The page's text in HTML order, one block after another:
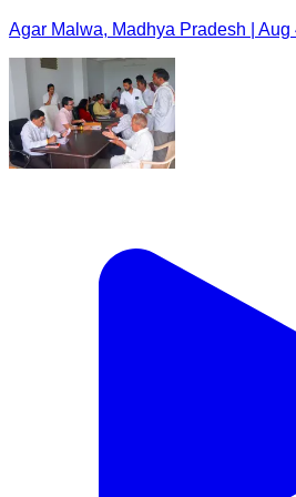
Agar Malwa, Madhya Pradesh | Aug